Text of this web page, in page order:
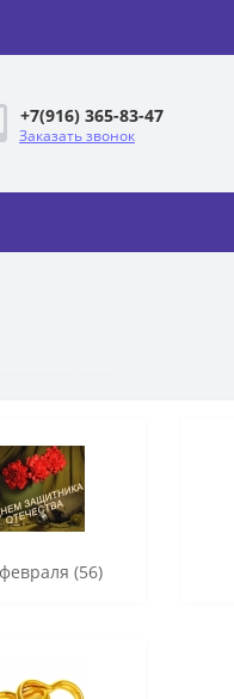
+7(916) 365-83-47
Заказать звонок
(56)